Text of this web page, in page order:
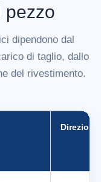
pezzo
dipendono dal
di taglio, dallo
del rivestimento.